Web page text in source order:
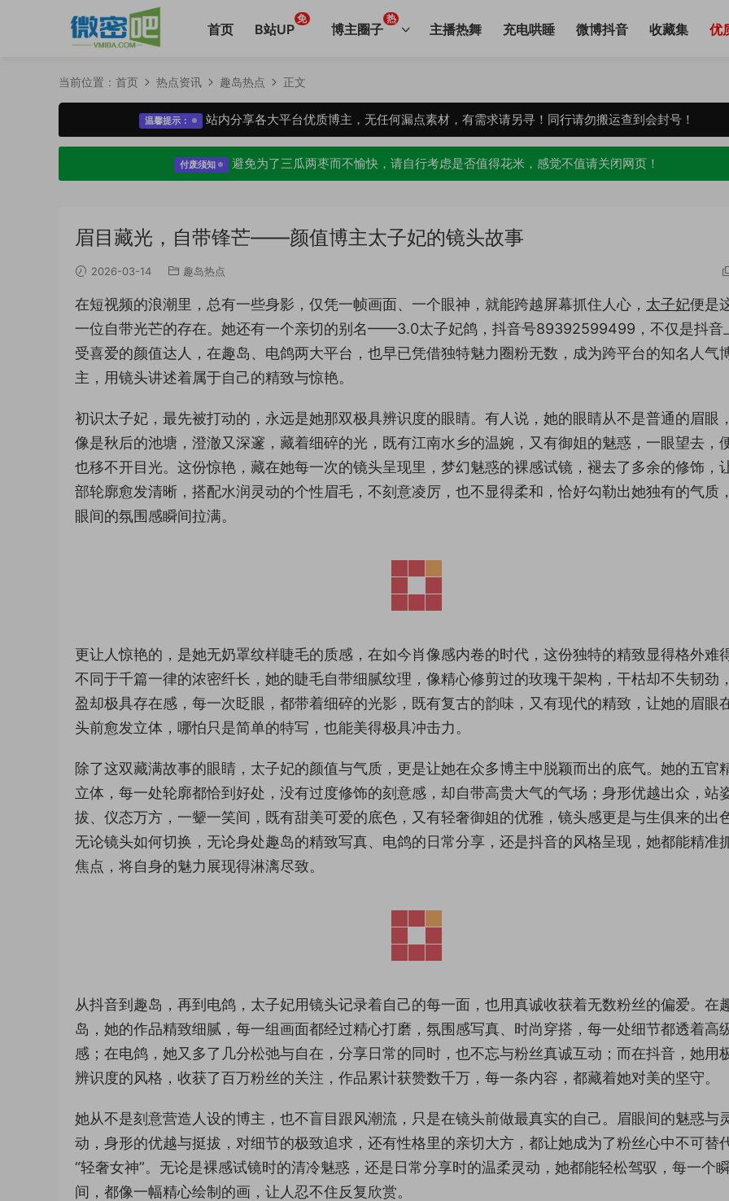
首页 B站UP
免
博主圈子
热
主播热舞 充电哄睡 微博抖音 收藏集 优
当前位置： 首页 热点资讯 趣岛热点 正文
温馨提示： 站内分享各大平台优质博主，无任何漏点素材，有需求请另寻！同行请勿搬运查到会封号！
付废须知 避免为了三瓜两枣而不愉快，请自行考虑是否值得花米，感觉不值请关闭网页！
眉目藏光，自带锋芒——颜值博主太子妃的镜头故事
2026-03-14 趣岛热点
在短视频的浪潮里，总有一些身影，仅凭一帧画面、一个眼神，就能跨越屏幕抓住人心， 太子妃便是
一位自带光芒的存在。她还有一个亲切的别名——3.0太子妃鸽，抖音号89392599499，不仅是抖音
受喜爱的颜值达人，在趣岛、电鸽两大平台，也早已凭借独特魅力圈粉无数，成为跨平台的知名人气
主，用镜头讲述着属于自己的精致与惊艳。
初识太子妃，最先被打动的，永远是她那双极具辨识度的眼睛。有人说，她的眼睛从不是普通的眉眼
像是秋后的池塘，澄澈又深邃，藏着细碎的光，既有江南水乡的温婉，又有御姐的魅惑，一眼望去，
也移不开目光。这份惊艳，藏在她每一次的镜头呈现里，梦幻魅惑的裸感试镜，褪去了多余的修饰，
部轮廓愈发清晰，搭配水润灵动的个性眉毛，不刻意凌厉，也不显得柔和，恰好勾勒出她独有的气质
眼间的氛围感瞬间拉满。
更让人惊艳的，是她无奶罩纹样睫毛的质感，在如今肖像感内卷的时代，这份独特的精致显得格外难得
不同于千篇一律的浓密纤长，她的睫毛自带细腻纹理，像精心修剪过的玫瑰干架构，干枯却不失韧劲
盈却极具存在感，每一次眨眼，都带着细碎的光影，既有复古的韵味，又有现代的精致，让她的眉眼
头前愈发立体，哪怕只是简单的特写，也能美得极具冲击力。
除了这双藏满故事的眼睛，太子妃的颜值与气质，更是让她在众多博主中脱颖而出的底气。她的五官
立体，每一处轮廓都恰到好处，没有过度修饰的刻意感，却自带高贵大气的气场；身形优越出众，站
拔、仪态万方，一颦一笑间，既有甜美可爱的底色，又有轻奢御姐的优雅，镜头感更是与生俱来的出
无论镜头如何切换，无论身处趣岛的精致写真、电鸽的日常分享，还是抖音的风格呈现，她都能精准
焦点，将自身的魅力展现得淋漓尽致。
从抖音到趣岛，再到电鸽，太子妃用镜头记录着自己的每一面，也用真诚收获着无数粉丝的偏爱。在
岛，她的作品精致细腻，每一组画面都经过精心打磨，氛围感写真、时尚穿搭，每一处细节都透着高
感；在电鸽，她又多了几分松弛与自在，分享日常的同时，也不忘与粉丝真诚互动；而在抖音，她用
辨识度的风格，收获了百万粉丝的关注，作品累计获赞数千万，每一条内容，都藏着她对美的坚守。
她从不是刻意营造人设的博主，也不盲目跟风潮流，只是在镜头前做最真实的自己。眉眼间的魅惑与
动，身形的优越与挺拔，对细节的极致追求，还有性格里的亲切大方，都让她成为了粉丝心中不可替
“轻奢女神”。无论是裸感试镜时的清冷魅惑，还是日常分享时的温柔灵动，她都能轻松驾驭，每一个瞬
间，都像一幅精心绘制的画，让人忍不住反复欣赏。